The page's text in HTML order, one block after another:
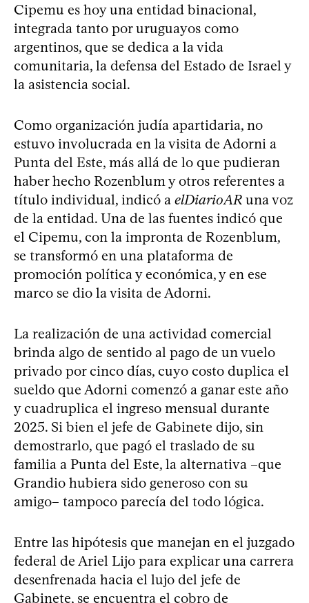
Cipemu es hoy una entidad binacional,
integrada tanto por uruguayos como
argentinos, que se dedica a la vida
comunitaria, la defensa del Estado de Israel y
la asistencia social.
Como organización judía apartidaria, no
estuvo involucrada en la visita de Adorni a
Punta del Este, más allá de lo que pudieran
haber hecho Rozenblum y otros referentes a
título individual, indicó a elDiarioAR una voz
de la entidad. Una de las fuentes indicó que
el Cipemu, con la impronta de Rozenblum,
se transformó en una plataforma de
promoción política y económica, y en ese
marco se dio la visita de Adorni.
La realización de una actividad comercial
brinda algo de sentido al pago de un vuelo
privado por cinco días, cuyo costo duplica el
sueldo que Adorni comenzó a ganar este año
y cuadruplica el ingreso mensual durante
2025. Si bien el jefe de Gabinete dijo, sin
demostrarlo, que pagó el traslado de su
familia a Punta del Este, la alternativa –que
Grandio hubiera sido generoso con su
amigo– tampoco parecía del todo lógica.
Entre las hipótesis que manejan en el juzgado
federal de Ariel Lijo para explicar una carrera
desenfrenada hacia el lujo del jefe de
Gabinete, se encuentra el cobro de